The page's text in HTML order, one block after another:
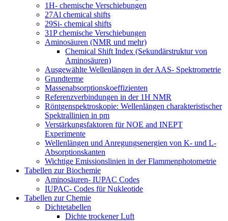
1H- chemische Verschiebungen
27Al chemical shifts
29Si- chemical shifts
31P chemische Verschiebungen
Aminosäuren (NMR und mehr)
Chemical Shift Index (Sekundärstruktur von
Aminosäuren)
Ausgewählte Wellenlängen in der AAS- Spektrometrie
Grundterme
Massenabsorptionskoeffizienten
Referenzverbindungen in der 1H NMR
Röntgenspektroskopie: Wellenlängen charakteristischer
Spektrallinien in pm
Verstärkungsfaktoren für NOE and INEPT
Experimente
Wellenlängen und Anregungsenergien von K- und L-
Absorptionskanten
Wichtige Emissionslinien in der Flammenphotometrie
Tabellen zur Biochemie
Aminosäuren- IUPAC Codes
IUPAC- Codes für Nukleotide
Tabellen zur Chemie
Dichtetabellen
Dichte trockener Luft